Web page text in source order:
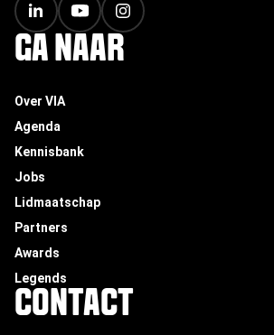
GA NAAR
Over VIA
Agenda
Kennisbank
Jobs
Lidmaatschap
Partners
Awards
Legends
CONTACT